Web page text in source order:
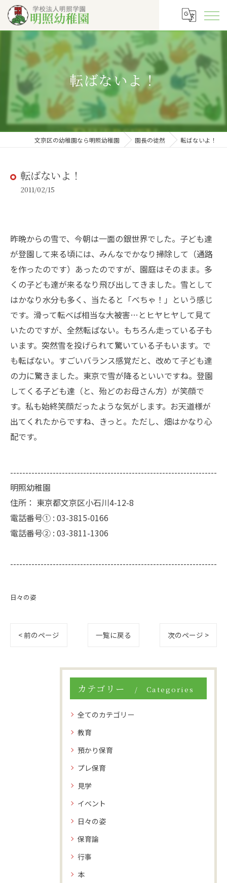
転ばないよ！
文京区の幼稚園なら明照幼稚園 園長の徒然 転ばないよ！
転ばないよ！
2011/02/15
昨晩からの雪で、今朝は一面の銀世界でした。子ども達
が登園して来る頃には、みんなでかなり掃除して（通路
を作ったのです）あったのですが、園庭はそのまま。多
くの子ども達が来るなり飛び出してきました。雪として
はかなり水分も多く、当たると「べちゃ！」という感じ
です。滑って転べば相当な大被害…とヒヤヒヤして見て
いたのですが、全然転ばない。もちろん走っている子も
います。突然雪を投げられて驚いている子もいます。で
も転ばない。すごいバランス感覚だと、改めて子ども達
の力に驚きました。東京で雪が降るといいですね。登園
してくる子ども達（と、殆どのお母さん方）が笑顔で
す。私も始終笑顔だったような気がします。お天道様が
出てくれたからですね、きっと。ただし、畑はかなり心
配です。
--------------------------------------------------------------------
明照幼稚園
住所： 東京都文京区小石川4-12-8
電話番号① : 03-3815-0166
電話番号② : 03-3811-1306
--------------------------------------------------------------------
日々の姿
< 前のページ 一覧に戻る 次のページ >
カテゴリー Categories
全てのカテゴリー
教育
預かり保育
プレ保育
見学
イベント
日々の姿
保育論
行事
本